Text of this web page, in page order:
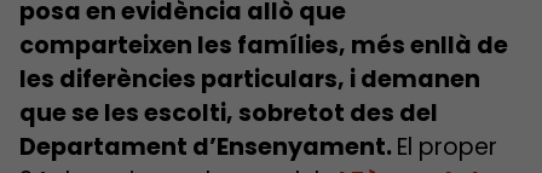
posa en evidència allò que
comparteixen les famílies, més enllà de
les diferències particulars, i demanen
que se les escolti, sobretot des del
Departament d’Ensenyament.El proper